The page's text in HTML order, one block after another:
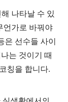
나타날 수 있
언가로 바꿔야
은 선수들 사이
는 것이기 때
칭을 합니다.